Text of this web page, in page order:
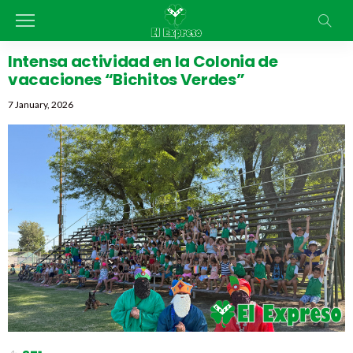
Intensa actividad en la Colonia de
vacaciones “Bichitos Verdes”
7 January, 2026